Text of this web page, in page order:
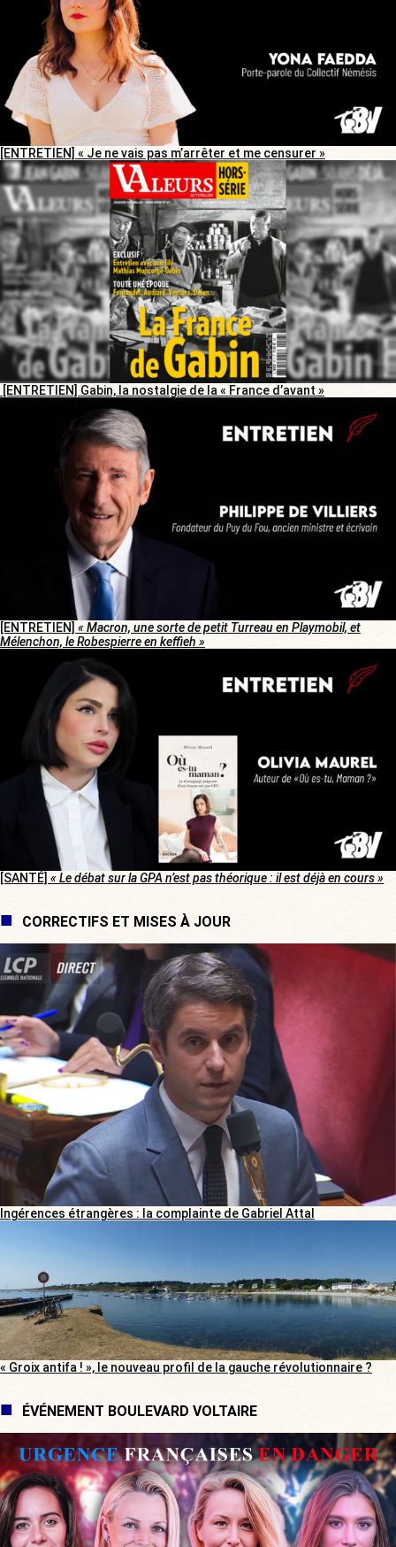
[ENTRETIEN] « Je ne vais pas m’arrêter et me censurer »
[ENTRETIEN] Gabin, la nostalgie de la « France d’avant »
[ENTRETIEN] « Macron, une sorte de petit Turreau en Playmobil, et
Mélenchon, le Robespierre en keffieh »
[SANTÉ] « Le débat sur la GPA n’est pas théorique : il est déjà en cours »
CORRECTIFS ET MISES À JOUR
Ingérences étrangères : la complainte de Gabriel Attal
« Groix antifa ! », le nouveau profil de la gauche révolutionnaire ?
ÉVÉNEMENT BOULEVARD VOLTAIRE